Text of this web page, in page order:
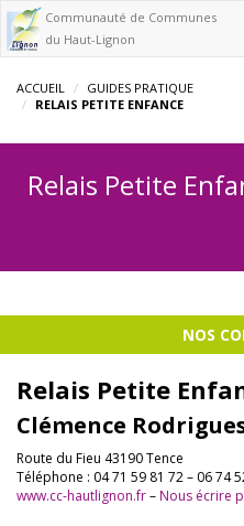
Communauté de Communes
du Haut-Lignon
ACCUEIL
GUIDES PRATIQUE
RELAIS PETITE ENFANCE
Relais Petite
NOS
Relais Petite
Clémence
Route du Fieu 43190 Tence
Téléphone : 04 71 59 81 72 – 06 74
www.cc-hautlignon.fr– Nous écrire